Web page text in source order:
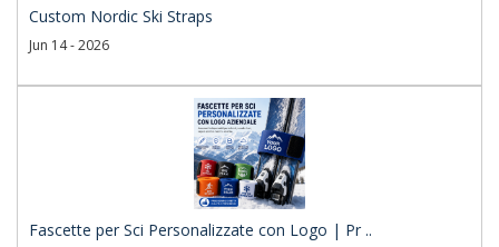
Custom Nordic Ski Straps
Jun 14 - 2026
Fascette per Sci Personalizzate con Logo | Pr ..